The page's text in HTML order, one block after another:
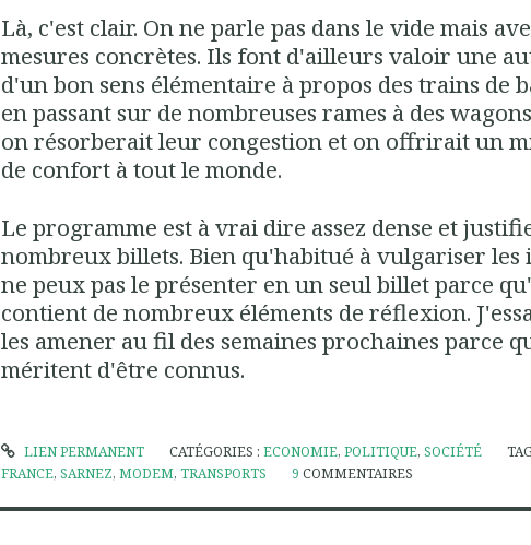
Là, c'est clair. On ne parle pas dans le vide mais
mesures concrètes. Ils font d'ailleurs valoir une
d'un bon sens élémentaire à propos des trains de
en passant sur de nombreuses rames à des
on résorberait leur congestion et on offrirait un
de confort à tout le monde.
Le programme est à vrai dire assez dense et
nombreux billets. Bien qu'habitué à vulgariser les
ne peux pas le présenter en un seul billet parce
contient de nombreux éléments de réflexion.
les amener au fil des semaines prochaines parce
méritent d'être connus.
LIEN PERMANENT CATÉGORIES : ECONOMIE, POLITIQUE, SOCIÉTÉ
FRANCE,SARNEZ,MODEM,TRANSPORTS 9 COMMENTAIRES